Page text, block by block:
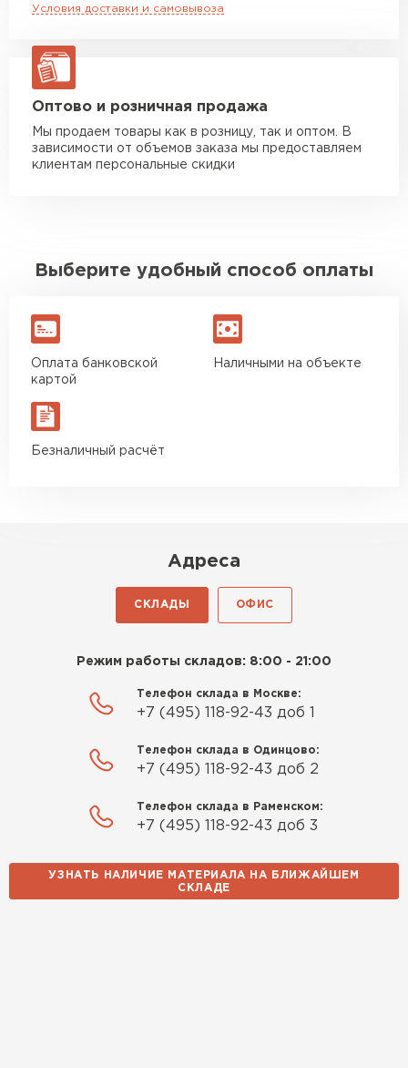
макс. длина груза 13,5 м
ЗАКАЗАТЬ С ДОСТАВКОЙ
Условия доставки и самовывоза
Оптово и розничная продажа
Мы продаем товары как в розницу, так и оптом. В
зависимости от объемов заказа мы предоставляем
клиентам персональные скидки
Выберите удобный способ оплаты
Оплата банковской
картой
Наличными на объекте
Безналичный расчёт
Адреса
СКЛАДЫ ОФИС
Режим работы складов: 8:00 - 21:00
Телефон склада в Москве:
+7 (495) 118-92-43 доб 1
Телефон склада в Одинцово:
+7 (495) 118-92-43 доб 2
Телефон склада в Раменском:
+7 (495) 118-92-43 доб 3
УЗНАТЬ НАЛИЧИЕ МАТЕРИАЛА НА БЛИЖАЙШЕМ
СКЛАДЕ